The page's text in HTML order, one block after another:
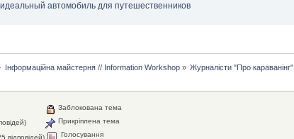
автомобиль для путешественников
Інформаційна майстерня // Information Workshop» Журналісти "Про караванінг"
відповідей)
Заблокована тема
Прикріплена тема
Голосування